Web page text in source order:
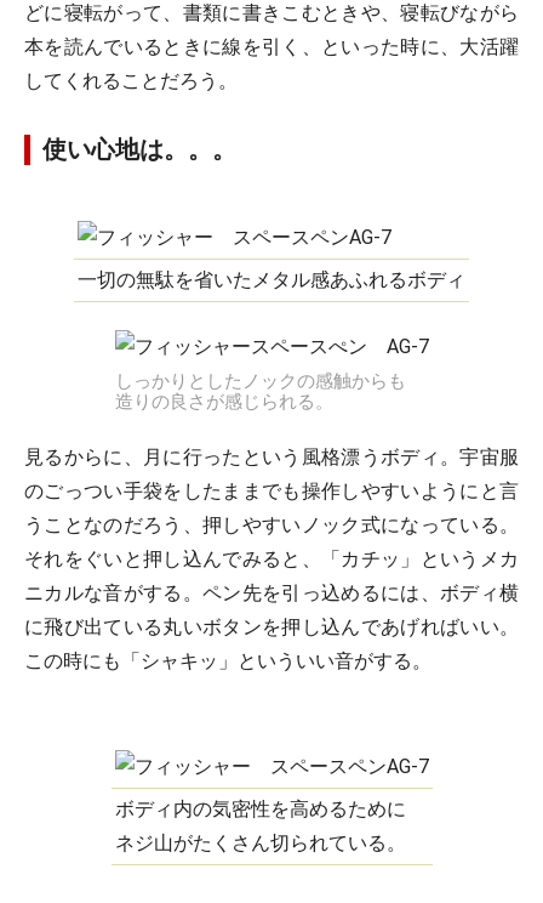
どに寝転がって、書類に書きこむときや、寝転びながら
本を読んでいるときに線を引く、といった時に、大活躍
してくれることだろう。
使い心地は。。。
一切の無駄を省いたメタル感あふれるボディ
しっかりとしたノックの感触からも
造りの良さが感じられる。
見るからに、月に行ったという風格漂うボディ。宇宙服
のごっつい手袋をしたままでも操作しやすいようにと言
うことなのだろう、押しやすいノック式になっている。
それをぐいと押し込んでみると、「カチッ」というメカ
ニカルな音がする。ペン先を引っ込めるには、ボディ横
に飛び出ている丸いボタンを押し込んであげればいい。
この時にも「シャキッ」といういい音がする。
ボディ内の気密性を高めるために
ネジ山がたくさん切られている。